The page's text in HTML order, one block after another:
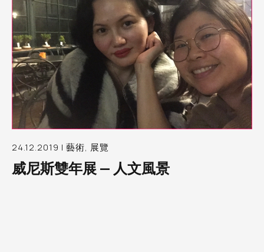
24.12.2019 | 藝術, 展覽
威尼斯雙年展 — 人文風景